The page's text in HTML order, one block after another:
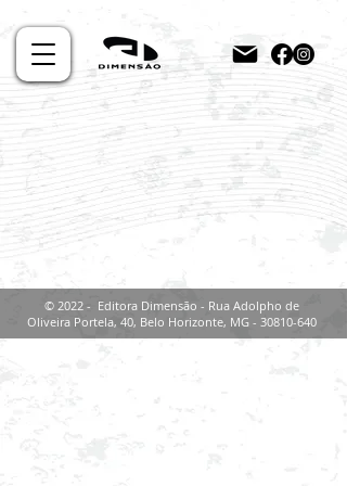
© 2022 - Editora Dimensão - Rua Adolpho de
Oliveira Portela, 40, Belo Horizonte, MG - 30810-640